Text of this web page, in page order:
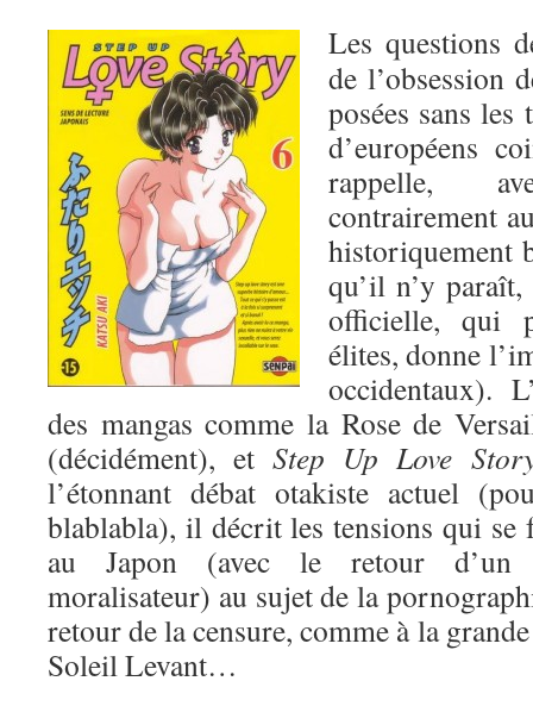
Les questions
de l’obsession
posées sans
d’européens
rappelle,
contrairement
historiquement
qu’il n’y
officielle, qui
élites, donne
occidentaux).
des mangas comme la Rose de
(décidément), etStep Up Love
l’étonnant débat otakiste actuel
blablabla), il décrit les tensions qui
au Japon (avec le retour d’un
moralisateur) au sujet de la
retour de la censure, comme à la
Soleil Levant…